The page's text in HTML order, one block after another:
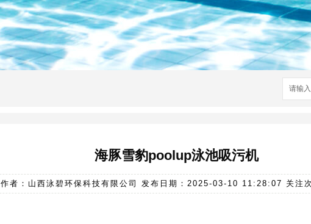
海豚雪豹poolup泳池吸污机
作者：山西泳碧环保科技有限公司 发布日期：2025-03-10 11:28:07 关注